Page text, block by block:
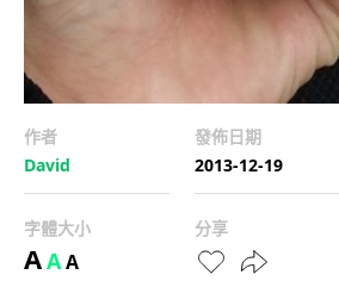
作者
David
發佈日期
2013-12-19
字體大小
AAA
分享